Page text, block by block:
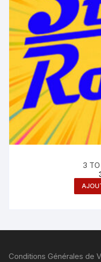
3 TO
Conditions Générales de